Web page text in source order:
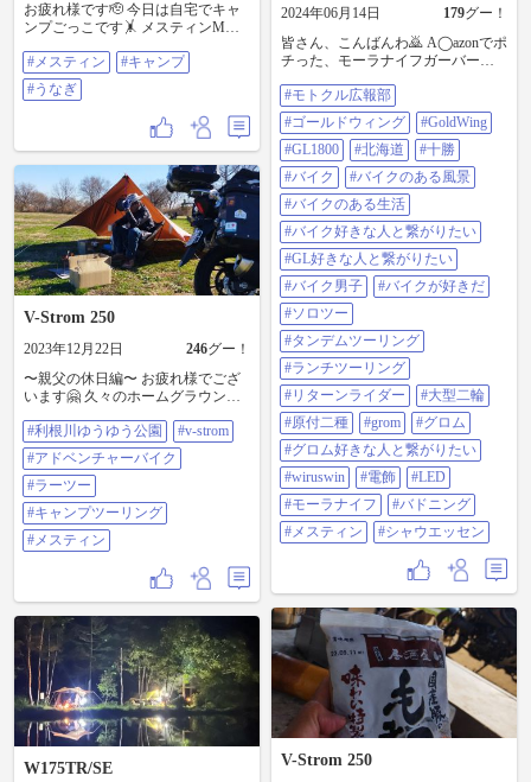
お疲れ様です🫡 今日は自宅でキャ
ンプごっこです🤸 メスティンMサ
の鰻をのせます フライパンに料理
酒10ml ふたして弱火 バーナーで
表面に焼き目つけました うなメス
ティン😂完成 美味しゅうございま
なぎ
#メスティン
#キャンプ
#うなぎ
2024年06月14日 179グー！
皆さん、こんばんわ🙇 A◯azonでポ
チった、モーラナイフガーバーグ
す🗡や〜 キレる〜 半端無いです😱
切れ味が半端なく、自分の手や指
が持って行かれ無い様、最新の注
意を致しました😅 刃こぼれし無い
様、薪の上でバトニングします🗡
本日は、焚火の薪を余すこと無く
(持って帰れないので)消費し、メス
ティンで炊飯です🍚 写メ📸上手く
撮れてますかね… オコゲが無いの
が残念ですが、上手く炊けました
😉😉😉 私の好物、シャウエッセ
ン、オリーブオイルでソテー🤤🤤
🤤 ビール🍻＆ワイン🍷で乾杯っす
って嫁と😅 したっけ🙋 #モトクル
広報部 #ゴールドウイング
#GoldWing#GL1800#北海道#十勝#
バイク#バイクのある風景#バイク
のある生活#バイク好きな人と繋が
りたい#GL好きな人と繋がりたい#
バイク男子#バイクが好きだ#ソロ
ツー#タンデムツーリング#ランチ
ツーリング#リターンライダー#大
型二輪#原付二種#GROM#グロム#
グロム好きな人と繋がりたい
#WirusWin#電飾#LED#モーラナイ
フ#バトニング#メスティン#シャウ
#モトクル広報部
#ゴールドウィング
#GoldWing
#GL1800
#北海道
#十勝
#バイク
#バイクのある風景
#バイクのある生活
#バイク好きな人と繋がりたい
#GL好きな人と繋がりたい
#バイク男子
#バイクが好きだ
#ソロツー
#タンデムツーリング
#ランチツーリング
#リターンライダー
#大型二輪
#原付二種
#grom
#グロム
#グロム好きな人と繋がりたい
#wiruswin
#電飾
#LED
#モーラナイフ
#バドニング
#メスティン
#シャウエッセン
V-Strom 250
2023年12月22日 246グー！
〜親父の休日編〜 お疲れ様でござ
います🤗 久々のホームグラウンド
🤤 最近マイブームのモツ煮とメス
ティンご飯🤩 ネギと豆腐を追加投
入‼️ 炊きたてご飯にバウンドしなが
ら………さいっくぅ〜〜〜〜です
ぅ🤤🤤🤤 そう言えば昨日…… 会社
の健康診断があったんだけど、身
長が縮んでた🤣 オマケに採血の時
針刺すの失敗したみたいで、メチ
ャメチャ痛くてなんだか血も漏れ
てしまって、クラクラと貧血状態
ばらく寝かせれた😭 極めつけはバ
リウム検査‼️ 画像を見る限りかなり
ひどく胃が荒れているんですって⁉️
😳どおりでいつよりグルグル🌀さ
せられたとおもったよ😣💦 先生に
自覚症状何も無いことを伝えた
ら…ピロリ菌がなんちゃらかんち
と合わせて胃カメラするように指
#利根川ゆうゆう公園
#v-strom
#アドベンチャーバイク
#ラーツー
#キャンプツーリング
#メスティン
V-Strom 250
W175TR/SE